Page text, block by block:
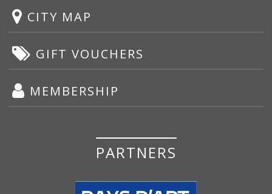
CITY MAP
GIFT VOUCHERS
MEMBERSHIP
PARTNERS